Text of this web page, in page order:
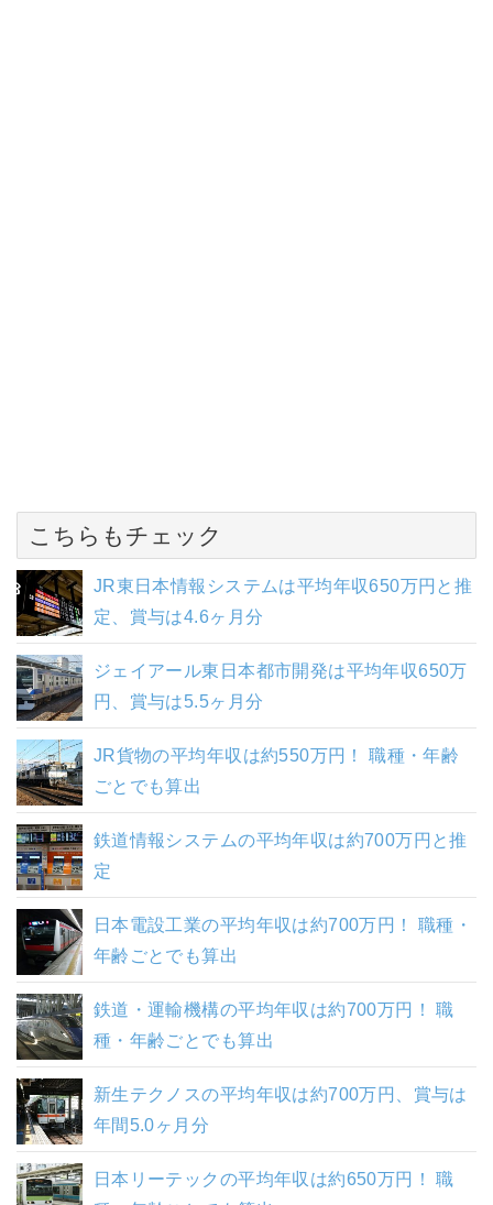
こちらもチェック
JR東日本情報システムは平均年収650万円と推
定、賞与は4.6ヶ月分
ジェイアール東日本都市開発は平均年収650万
円、賞与は5.5ヶ月分
JR貨物の平均年収は約550万円！ 職種・年齢
ごとでも算出
鉄道情報システムの平均年収は約700万円と推
定
日本電設工業の平均年収は約700万円！ 職種・
年齢ごとでも算出
鉄道・運輸機構の平均年収は約700万円！ 職
種・年齢ごとでも算出
新生テクノスの平均年収は約700万円、賞与は
年間5.0ヶ月分
日本リーテックの平均年収は約650万円！ 職